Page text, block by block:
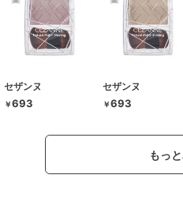
セザンヌ
￥693
セザンヌ
￥693
もっ